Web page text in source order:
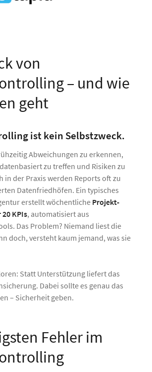
von
– und wie
geht
ist kein Selbstzweck.
Abweichungen zu erkennen,
zu treffen und Risiken zu
in der Praxis werden Reports oft zu
Datenfriedhöfen. Ein typisches
erstellt wöchentliche Projekt-
KPIs, automatisiert aus
Das Problem? Niemand liest die
doch, versteht kaum jemand, was sie
Statt Unterstützung liefert das
Dabei sollte es genau das
– Sicherheit geben.
Fehler im